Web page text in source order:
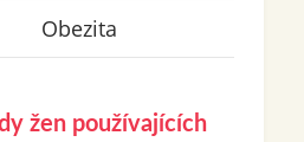
Obezita
žen používajících